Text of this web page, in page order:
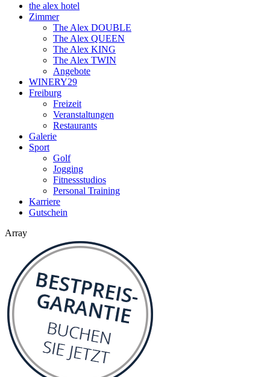
the alex hotel
Zimmer
The Alex DOUBLE
The Alex QUEEN
The Alex KING
The Alex TWIN
Angebote
WINERY29
Freiburg
Freizeit
Veranstaltungen
Restaurants
Galerie
Sport
Golf
Jogging
Fitnessstudios
Personal Training
Karriere
Gutschein
Array